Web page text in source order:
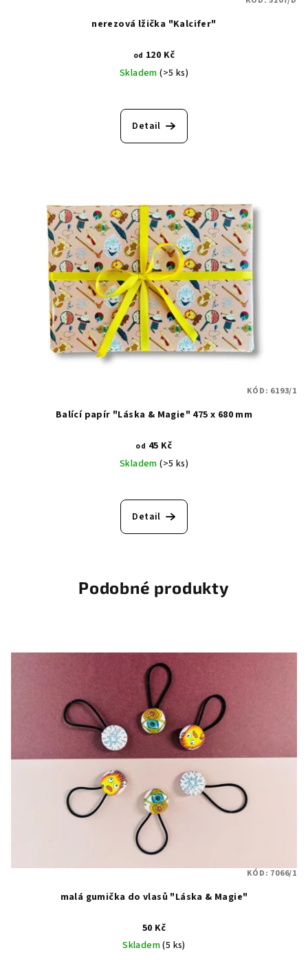
nerezová lžička "Kalcifer"
od 120 Kč
Skladem(>5 ks)
hodnocení
produktu
Detail
Balící papír "Láska & Magie" 475 x 680 mm
od 45 Kč
Skladem(>5 ks)
Detail
KÓD: 6193/1
Podobné produkty
malá gumička do vlasů "Láska & Magie"
50 Kč
Skladem(5 ks)
KÓD: 7066/1